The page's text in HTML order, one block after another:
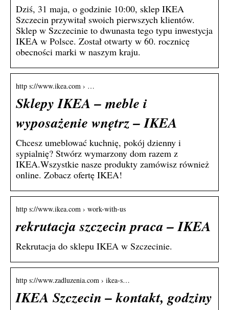
Dziś, 31 maja, o godzinie 10:00, sklep IKEA
Szczecin przywitał swoich pierwszych klientów.
Sklep w Szczecinie to dwunasta tego typu inwestycja
IKEA w Polsce. Został otwarty w 60. rocznicę
obecności marki w naszym kraju.
http s://www.ikea.com › …
Sklepy IKEA – meble i
wyposażenie wnętrz – IKEA
Chcesz umeblować kuchnię, pokój dzienny i
sypialnię? Stwórz wymarzony dom razem z
IKEA.Wszystkie nasze produkty zamówisz również
online. Zobacz ofertę IKEA!
http s://www.ikea.com › work-with-us
rekrutacja szczecin praca – IKEA
Rekrutacja do sklepu IKEA w Szczecinie.
http s://www.zadluzenia.com › ikea-s…
IKEA Szczecin – kontakt, godziny